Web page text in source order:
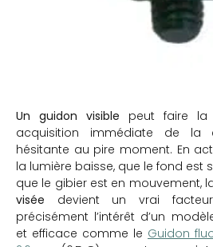
Un guidon visible peut faire la
acquisition immédiate de la
hésitante au pire moment. En
la lumière baisse, que le fond
que le gibier est en mouvement,
visée devient un vrai
précisément l’intérêt d’un
et efficace comme le Guidon